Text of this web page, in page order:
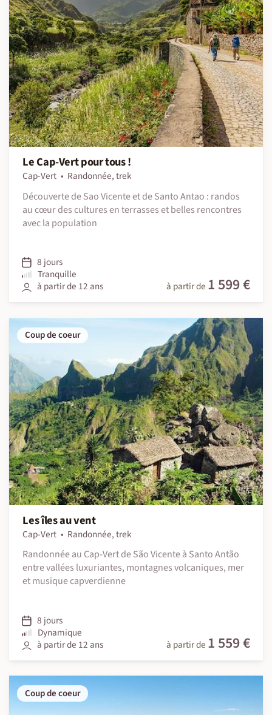
Le Cap-Vert pour tous !
Cap-Vert
Randonnée, trek
Découverte de Sao Vicente et de Santo Antao : randos
au cœur des cultures en terrasses et belles rencontres
avec la population
8 jours
Tranquille
à partir de 12 ans
à partir de 1 599 €
Coup de coeur
Les îles au vent
Cap-Vert
Randonnée, trek
Randonnée au Cap-Vert de São Vicente à Santo Antão
entre vallées luxuriantes, montagnes volcaniques, mer
et musique capverdienne
8 jours
Dynamique
à partir de 12 ans
à partir de 1 559 €
Coup de coeur